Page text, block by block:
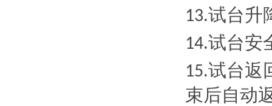
13.试台升
14.试台安
15.试台返
束后自动